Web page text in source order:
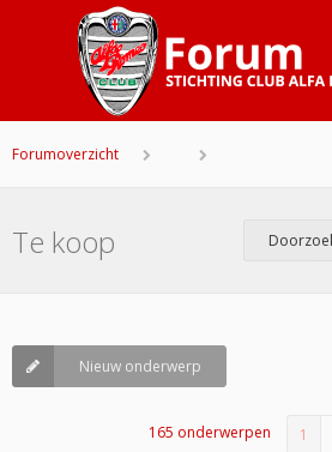
Forumoverzicht
Te koop
Nieuw onderwerp
165 onderwerpen 1